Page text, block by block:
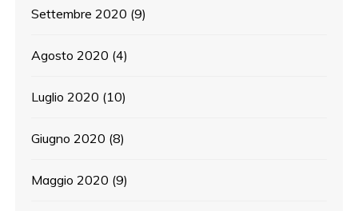
Settembre 2020 (9)
Agosto 2020 (4)
Luglio 2020 (10)
Giugno 2020 (8)
Maggio 2020 (9)